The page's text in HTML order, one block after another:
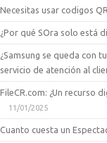
Necesitas usar codigos
¿Por qué SOra solo está
¿Samsung se queda con
servicio de atención al
FileCR.com: ¿Un recurso
11/01/2025
Cuanto cuesta un